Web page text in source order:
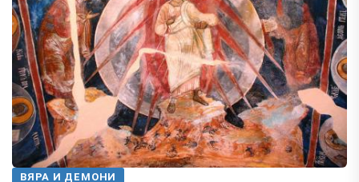
ВЯРА И ДЕМОНИ